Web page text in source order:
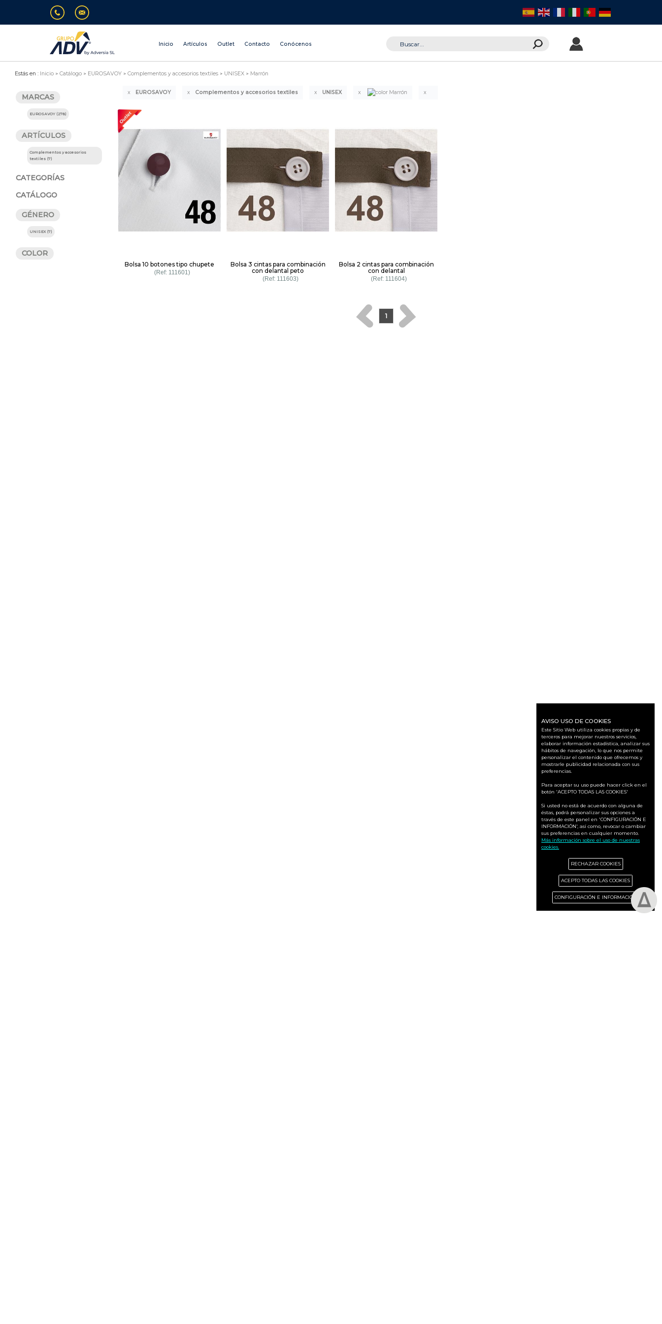
Inicio Artículos Outlet Contacto Conócenos
Estás en : Inicio Catálogo EUROSAVOY Complementos y accesorios textiles UNISEX Marrón
MARCAS
EUROSAVOY (278)
ARTÍCULOS
Complementos y accesorios
textiles (7)
CATEGORÍAS
CATÁLOGO
GÉNERO
UNISEX (7)
COLOR
EUROSAVOY Complementos y accesorios textiles UNISEX
Bolsa 10 botones tipo chupete
111601
Bolsa 3 cintas para combinación
con delantal peto
111603
Bolsa 2 cintas para combinación
con delantal
111604
1
AVISO USO DE COOKIES
Este Sitio Web utiliza cookies propias y de
terceros para mejorar nuestros servicios,
elaborar información estadística, analizar sus
hábitos de navegación, lo que nos permite
personalizar el contenido que ofrecemos y
mostrarle publicidad relacionada con sus
preferencias.
Para aceptar su uso puede hacer click en el
botón 'ACEPTO TODAS LAS COOKIES'
Si usted no está de acuerdo con alguna de
éstas, podrá personalizar sus opciones a
través de este panel en 'CONFIGURACIÓN E
INFORMACIÓN', así como, revocar o cambiar
sus preferencias en cualquier momento.
Más información sobre el uso de nuestras
cookies.
RECHAZAR COOKIES
ACEPTO TODAS LAS COOKIES
CONFIGURACIÓN E INFORMACIÓN